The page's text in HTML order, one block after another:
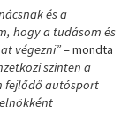
és a
hogy a tudásom és
végezni”– mondta
szinten a
fejlődő autósport